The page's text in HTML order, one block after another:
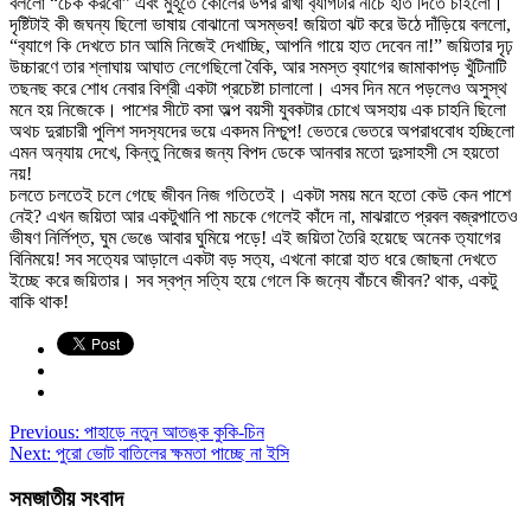
দৃষ্টিটাই কী জঘন্য ছিলো ভাষায় বোঝানো অসম্ভব! জয়িতা ঝট করে উঠে দাঁড়িয়ে বললো,
“ব্যাগে কি দেখতে চান আমি নিজেই দেখাচ্ছি, আপনি গায়ে হাত দেবেন না!” জয়িতার দৃঢ়
উচ্চারণে তার শ্লাঘায় আঘাত লেগেছিলো বৈকি, আর সমস্ত ব্যাগের জামাকাপড় খুঁটিনাটি
তছনছ করে শোধ নেবার বিশ্রী একটা প্রচেষ্টা চালালো। এসব দিন মনে পড়লেও অসুস্থ
মনে হয় নিজেকে। পাশের সীটে বসা অল্প বয়সী যুবকটার চোখে অসহায় এক চাহনি ছিলো
অথচ দুরাচারী পুলিশ সদস্যদের ভয়ে একদম নিশ্চুপ! ভেতরে ভেতরে অপরাধবোধ হচ্ছিলো
এমন অন্যায় দেখে, কিন্তু নিজের জন্য বিপদ ডেকে আনবার মতো দুঃসাহসী সে হয়তো
নয়!
চলতে চলতেই চলে গেছে জীবন নিজ গতিতেই। একটা সময় মনে হতো কেউ কেন পাশে
নেই? এখন জয়িতা আর একটুখানি পা মচকে গেলেই কাঁদে না, মাঝরাতে প্রবল বজ্রপাতেও
ভীষণ নির্লিপ্ত, ঘুম ভেঙে আবার ঘুমিয়ে পড়ে! এই জয়িতা তৈরি হয়েছে অনেক ত্যাগের
বিনিময়ে! সব সত্যের আড়ালে একটা বড় সত্য, এখনো কারো হাত ধরে জোছনা দেখতে
ইচ্ছে করে জয়িতার। সব স্বপ্ন সত্যি হয়ে গেলে কি জন ্যে বাঁচবে জীবন? থাক, একটু
বাকি থাক!
Previous: পাহাড়ে নতুন আতঙ্ক কুকি-চিন
Next: পুরো ভোট বাতিলের ক্ষমতা পাচ্ছে না ইসি
সমজাতীয় সংবাদ